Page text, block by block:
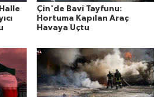
Çin'de Bavi Tayfunu:
Hortuma Kapılan Araç
Havaya Uçtu